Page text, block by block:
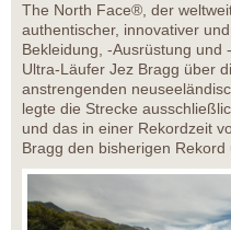
The North Face®, der
authentischer, innovativer
Bekleidung, -Ausrüstung und
Ultra-Läufer Jez Bragg über
anstrengenden
legte die Strecke
und das in einer Rekordzeit
Bragg den bisherigen Rekord